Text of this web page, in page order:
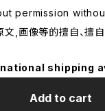
permission
,画像等的擅自、擅自
shipping
Add to cart